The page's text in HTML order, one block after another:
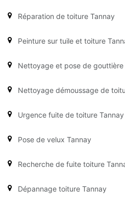
Réparation de toiture Tannay
Peinture sur tuile et toiture
Nettoyage et pose de gouttière
Nettoyage démoussage de
Urgence fuite de toiture Tannay
Pose de velux Tannay
Recherche de fuite toiture
Dépannage toiture Tannay